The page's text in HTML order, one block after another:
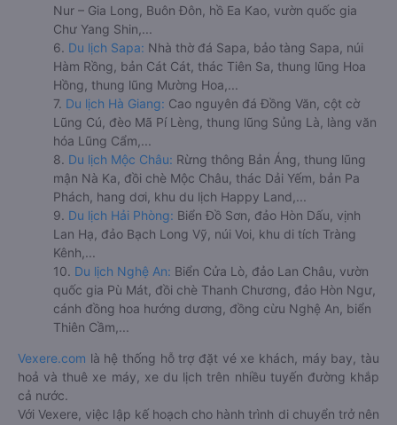
Nur – Gia Long, Buôn Đôn, hồ Ea Kao, vườn quốc gia
Chư Yang Shin,...
6. Du lịch Sapa: Nhà thờ đá Sapa, bảo tàng Sapa, núi
Hàm Rồng, bản Cát Cát, thác Tiên Sa, thung lũng Hoa
Hồng, thung lũng Mường Hoa,...
7. Du lịch Hà Giang: Cao nguyên đá Đồng Văn, cột cờ
Lũng Cú, đèo Mã Pí Lèng, thung lũng Sủng Là, làng văn
hóa Lũng Cẩm,...
8. Du lịch Mộc Châu: Rừng thông Bản Áng, thung lũng
mận Nà Ka, đồi chè Mộc Châu, thác Dải Yếm, bản Pa
Phách, hang dơi, khu du lịch Happy Land,...
9. Du lịch Hải Phòng: Biển Đồ Sơn, đảo Hòn Dấu, vịnh
Lan Hạ, đảo Bạch Long Vỹ, núi Voi, khu di tích Tràng
Kênh,...
10. Du lịch Nghệ An: Biển Cửa Lò, đảo Lan Châu, vườn
quốc gia Pù Mát, đồi chè Thanh Chương, đảo Hòn Ngư,
cánh đồng hoa hướng dương, đồng cừu Nghệ An, biển
Thiên Cầm,...
Vexere.com là hệ thống hỗ trợ đặt vé xe khách, máy bay, tàu
hoả và thuê xe máy, xe du lịch trên nhiều tuyến đường khắp
cả nước.
Với Vexere, việc lập kế hoạch cho hành trình di chuyển trở nên